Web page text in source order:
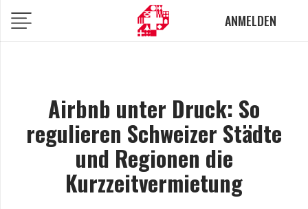
ANMELDEN
Airbnb unter Druck: So
regulieren Schweizer Städte
und Regionen die
Kurzzeitvermietung